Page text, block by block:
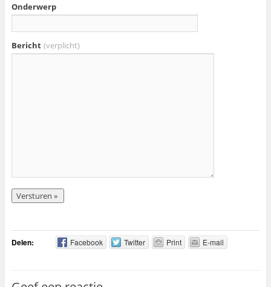
Onderwerp
Bericht (verplicht)
Delen: Facebook Twitter Print E-mail